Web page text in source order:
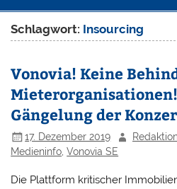
Schlagwort: Insourcing
Vonovia! Keine
Gängelung der
17. Dezember 2019
Medieninfo ,Vonovia SE
Die Plattform kritischer